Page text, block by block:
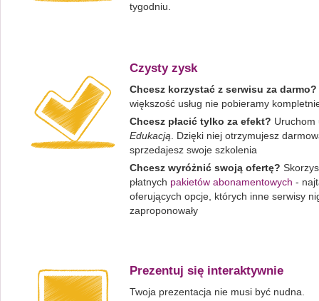
tygodniu.
Czysty zysk
Chcesz korzystać z serwisu za darmo?
większość usług nie pobieramy
Chcesz płacić tylko za efekt? Uruchom
Edukacją . Dzięki niej otrzymujesz
sprzedajesz swoje szkolenia
Chcesz wyróżnić swoją ofertę?
płatnych pakietów abonamentowych -
oferujących opcje, których inne serwisy
zaproponowały
Prezentuj się interaktywnie
Twoja prezentacja nie musi być nudna.